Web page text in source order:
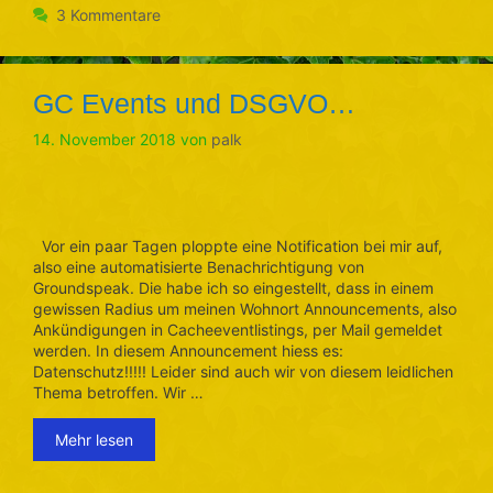
3 Kommentare
GC Events und DSGVO…
14. November 2018 von palk
Vor ein paar Tagen ploppte eine Notification bei mir auf,
also eine automatisierte Benachrichtigung von
Groundspeak. Die habe ich so eingestellt, dass in einem
gewissen Radius um meinen Wohnort Announcements, also
Ankündigungen in Cacheeventlistings, per Mail gemeldet
werden. In diesem Announcement hiess es:
Datenschutz!!!!! Leider sind auch wir von diesem leidlichen
Thema betroffen. Wir …
Mehr lesen